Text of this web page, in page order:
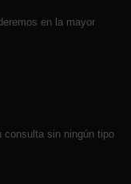
en la mayor
consulta sin ningún tipo